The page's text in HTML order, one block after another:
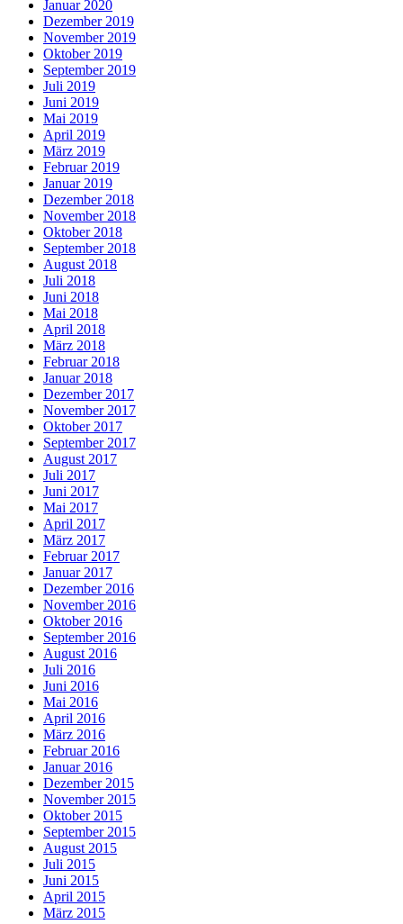
Januar 2020
Dezember 2019
November 2019
Oktober 2019
September 2019
Juli 2019
Juni 2019
Mai 2019
April 2019
März 2019
Februar 2019
Januar 2019
Dezember 2018
November 2018
Oktober 2018
September 2018
August 2018
Juli 2018
Juni 2018
Mai 2018
April 2018
März 2018
Februar 2018
Januar 2018
Dezember 2017
November 2017
Oktober 2017
September 2017
August 2017
Juli 2017
Juni 2017
Mai 2017
April 2017
März 2017
Februar 2017
Januar 2017
Dezember 2016
November 2016
Oktober 2016
September 2016
August 2016
Juli 2016
Juni 2016
Mai 2016
April 2016
März 2016
Februar 2016
Januar 2016
Dezember 2015
November 2015
Oktober 2015
September 2015
August 2015
Juli 2015
Juni 2015
April 2015
März 2015